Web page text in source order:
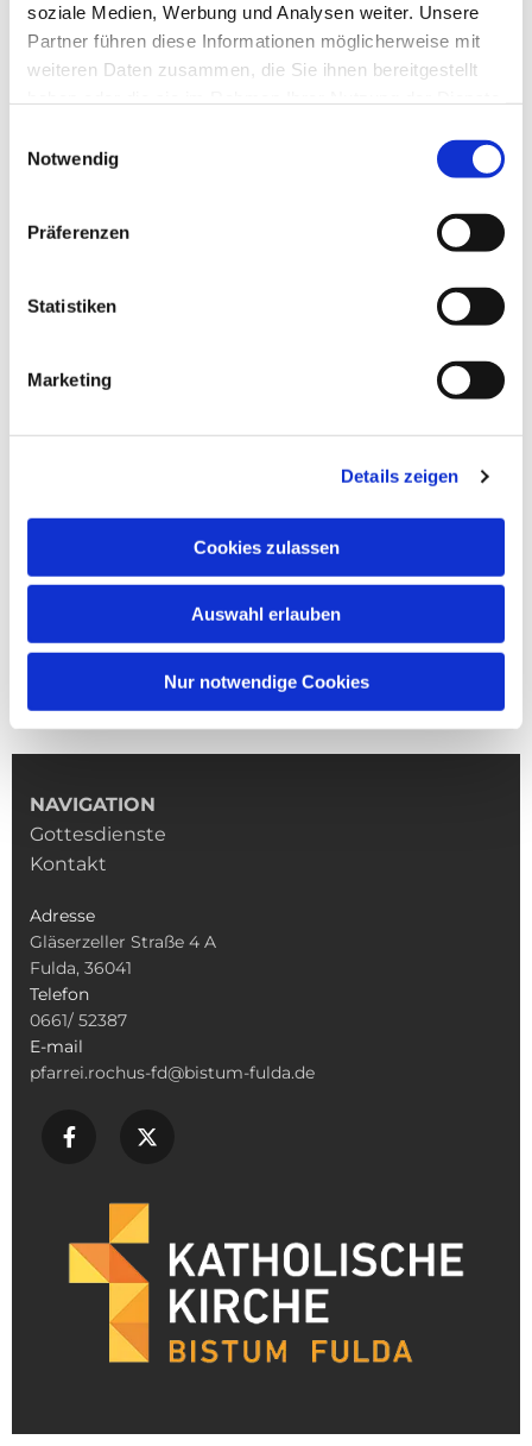
soziale Medien, Werbung und Analysen weiter. Unsere
Partner führen diese Informationen möglicherweise mit
weiteren Daten zusammen, die Sie ihnen bereitgestellt
Notwendig
Präferenzen
Statistiken
Marketing
Details zeigen
Cookies zulassen
Auswahl erlauben
Nur notwendige Cookies
Dies könnte Sie auch
interessieren
NAVIGATION
Gottesdienste
Kontakt
Adresse
Gläserzeller Straße 4 A
Fulda, 36041
Telefon
0661/ 52387
E-mail
pfarrei.rochus-fd@bistum-fulda.de